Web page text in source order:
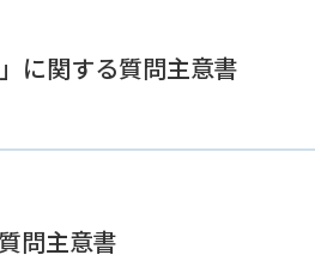
に関する質問主意書
問主意書